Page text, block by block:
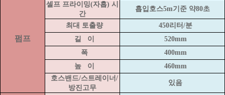
셀프 프라이밍(자흡) 시
간
흡입호스5m기준 약80초
최대 토출량 450리터/분
펌프 길 이
520mm
폭
400mm
높
이
460mm
호스밴드/스트레이너/
방진고무
있음